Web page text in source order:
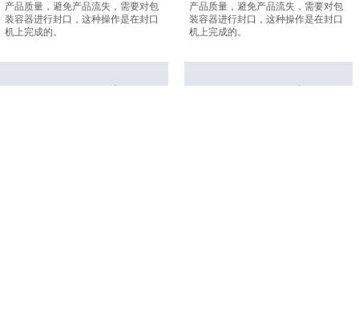
产品质量，避免产品流失，需要对包
装容器进行封口，这种操作是在封口
机上完成的。
产品质量，避免产品流失，需要对包
装容器进行封口，这种操作是在封口
机上完成的。